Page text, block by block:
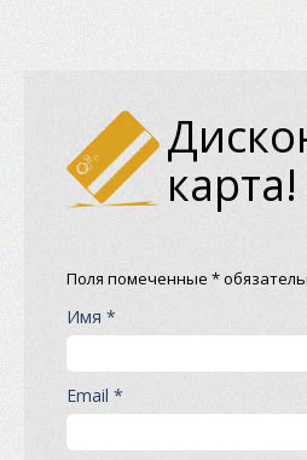
карта!
Поля помеченные *
Имя *
Email *